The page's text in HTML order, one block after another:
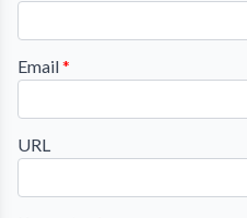
Email*
URL